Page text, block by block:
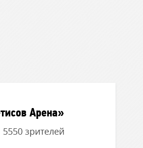
Арена»
5550 зрителей